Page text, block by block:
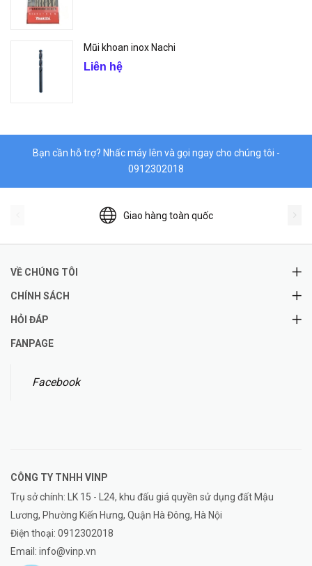
Mũi khoan inox Nachi
Liên hệ
Bạn cần hỗ trợ? Nhấc máy lên và gọi ngay cho chúng tôi -
0912302018
Giao hàng toàn quốc
VỀ CHÚNG TÔI
CHÍNH SÁCH
HỎI ĐÁP
FANPAGE
Facebook
CÔNG TY TNHH VINP
Trụ sở chính: LK 15 - L24, khu đấu giá quyền sử dụng đất Mậu
Lương, Phường Kiến Hưng, Quận Hà Đông, Hà Nội
Điện thoại: 0912302018
Email: info@vinp.vn